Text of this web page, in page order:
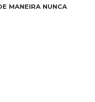
MANEIRA NUNCA